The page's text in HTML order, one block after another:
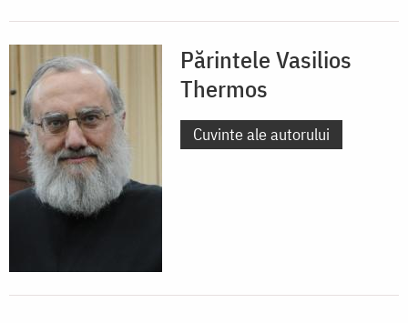
Părintele Vasilios
Thermos
Cuvinte ale autorului